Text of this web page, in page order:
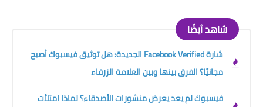
شاهد أيضًا
شارة Facebook Verified الجديدة: هل توثيق فيسبوك أصبح
مجانيًا؟ الفرق بينها وبين العلامة الزرقاء
فيسبوك لم يعد يعرض منشورات الأصدقاء؟ لماذا امتلأت